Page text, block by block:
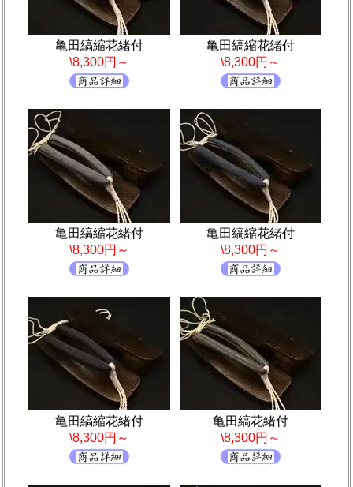
亀田縞縮花緒付
\8,300円～
亀田縞縮花緒付
\8,300円～
亀田縞縮花緒付
\8,300円～
亀田縞縮花緒付
\8,300円～
亀田縞縮花緒付
\8,300円～
亀田縞花緒付
\8,300円～